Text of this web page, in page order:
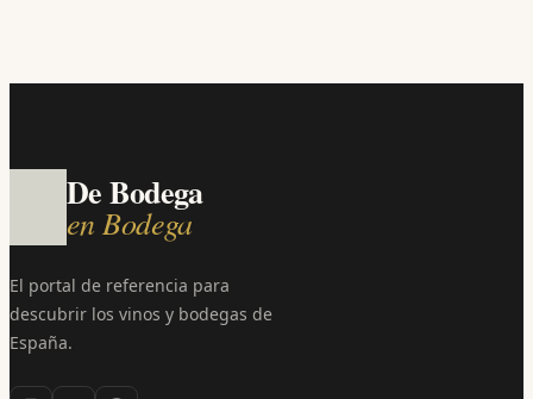
De Bodega
en Bodega
El portal de referencia para
descubrir los vinos y bodegas de
España.